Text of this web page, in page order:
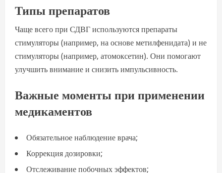
Типы препаратов
Чаще всего при СДВГ используются препараты
стимуляторы (например, на основе метилфенидата) и не
стимуляторы (например, атомоксетин). Они помогают
улучшить внимание и снизить импульсивность.
Важные моменты при применении
медикаментов
Обязательное наблюдение врача;
Коррекция дозировки;
Отслеживание побочных эффектов;